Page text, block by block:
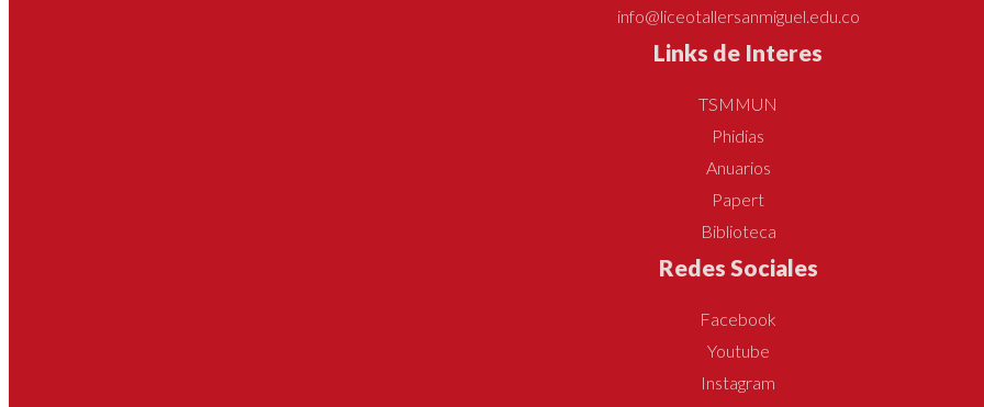
info@liceotallersanmiguel.edu.co
Links de Interes
TSMMUN
Phidias
Anuarios
Papert
Biblioteca
Redes Sociales
Facebook
Youtube
Instagram